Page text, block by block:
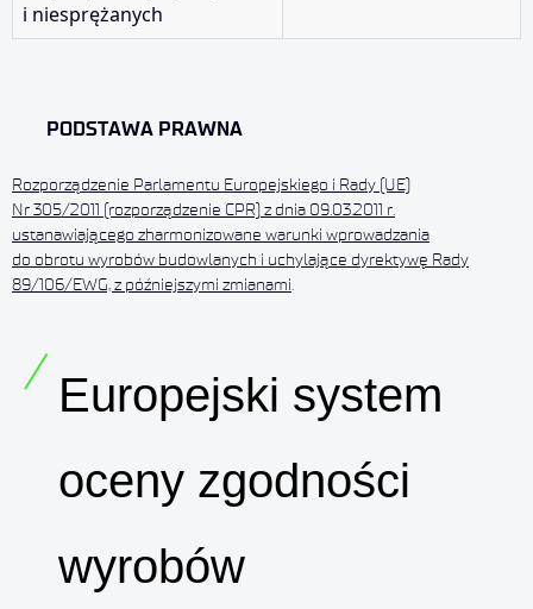
i niesprężanych
PODSTAWA PRAWNA
Rozporządzenie Parlamentu Europejskiego i Rady (UE)
Nr 305/2011 (rozporządzenie CPR) z dnia 09.03.2011 r.
ustanawiającego zharmonizowane warunki wprowadzania
do obrotu wyrobów budowlanych i uchylające dyrektywę Rady
89/106/EWG, z późniejszymi zmianami.
Europejski system
oceny zgodności
wyrobów